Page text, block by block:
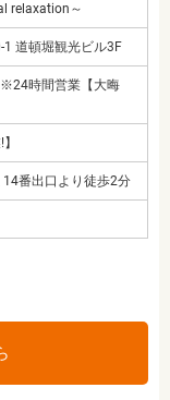
relaxation～
1 道頓堀観光ビル3F
時間営業【大晦
番出口より徒歩2分